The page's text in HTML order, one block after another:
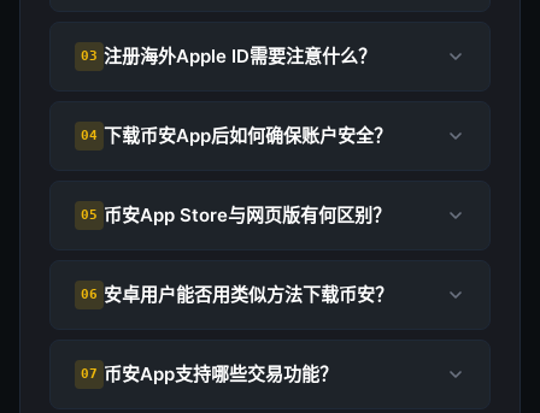
03 注册海外Apple ID需要注意什么？
04 下载币安App后如何确保账户安全？
05 币安App Store与网页版有何区别？
06 安卓用户能否用类似方法下载币安？
07 币安App支持哪些交易功能？